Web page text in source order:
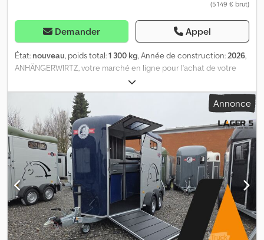
(5 149 € brut)
Demander Appel
État: nouveau, poids total:1 300 kg, Année de construction: 2026,
ANHÄNGERWIRTZ, votre marché en ligne pour l'achat de votre
nouvelle remorque, vous propose des marques de qualité ! Plus
de 850 nouvelles remorques en stock. Plus de 130 remorques
d'occasion en permanence disponibles. Exemple sans
engagement : Nouvelle remorque pour voiture… Roadster Sport
C255, dimensions : 252 x 125 x 154 cm, aluminium, polyuréthane
noir/gris anthracite, rampe, porte latérale (S), 1 300 kg, C255.
Roadster Sport C255, dimensions : 252 x 125 x 154 cm, intérieur,
1 300 kg, frein, essieu simple, plateau bas, châssis V, proue et toit
en polyester aérodynamique, couleur noire, parois latérales en
aluminium anodisé argent, porte arrière à battants et
combinaison rampe en aluminium avec assistance au levage,
porte latérale, verrou à levier à angle avec cadenas à rideau,
éclairage intérieur 12 V, sangles d'arrimage 4 sur le bord latéral
Annonce